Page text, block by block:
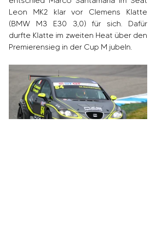
Leon MK2 klar vor Clemens Klatte
(BMW M3 E30 3,0) für sich. Dafür
durfte Klatte im zweiten Heat über den
Premierensieg in der Cup M jubeln.